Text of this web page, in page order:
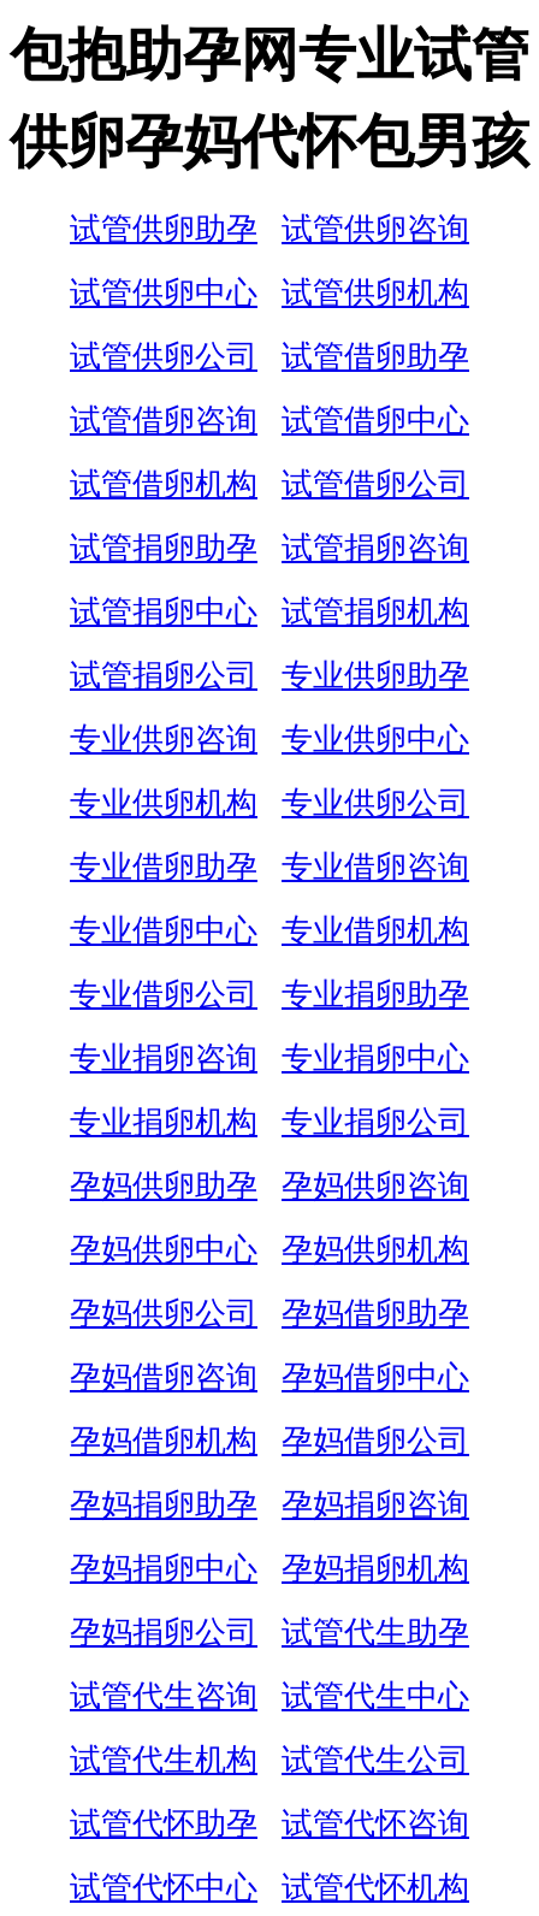
包抱助孕网专业试管
供卵孕妈代怀包男孩
试管供卵助孕
试管供卵咨询
试管供卵中心
试管供卵机构
试管供卵公司
试管借卵助孕
试管借卵咨询
试管借卵中心
试管借卵机构
试管借卵公司
试管捐卵助孕
试管捐卵咨询
试管捐卵中心
试管捐卵机构
试管捐卵公司
专业供卵助孕
专业供卵咨询
专业供卵中心
专业供卵机构
专业供卵公司
专业借卵助孕
专业借卵咨询
专业借卵中心
专业借卵机构
专业借卵公司
专业捐卵助孕
专业捐卵咨询
专业捐卵中心
专业捐卵机构
专业捐卵公司
孕妈供卵助孕
孕妈供卵咨询
孕妈供卵中心
孕妈供卵机构
孕妈供卵公司
孕妈借卵助孕
孕妈借卵咨询
孕妈借卵中心
孕妈借卵机构
孕妈借卵公司
孕妈捐卵助孕
孕妈捐卵咨询
孕妈捐卵中心
孕妈捐卵机构
孕妈捐卵公司
试管代生助孕
试管代生咨询
试管代生中心
试管代生机构
试管代生公司
试管代怀助孕
试管代怀咨询
试管代怀中心
试管代怀机构